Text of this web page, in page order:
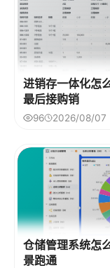
进销存一体化怎
最后接购销
96 2026/08/07
仓储管理系统怎
景跑通